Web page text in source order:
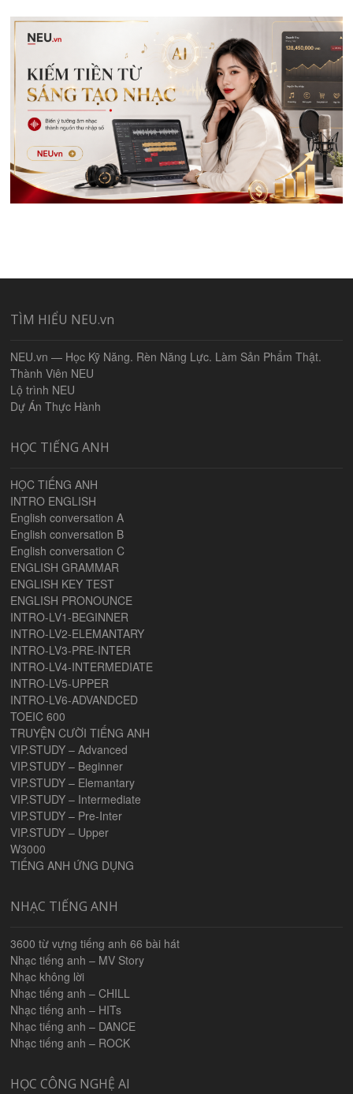
TÌM HIỂU NEU.vn
NEU.vn — Học Kỹ Năng. Rèn Năng Lực. Làm Sản Phẩm Thật.
Thành Viên NEU
Lộ trình NEU
Dự Án Thực Hành
HỌC TIẾNG ANH
HỌC TIẾNG ANH
INTRO ENGLISH
English conversation A
English conversation B
English conversation C
ENGLISH GRAMMAR
ENGLISH KEY TEST
ENGLISH PRONOUNCE
INTRO-LV1-BEGINNER
INTRO-LV2-ELEMANTARY
INTRO-LV3-PRE-INTER
INTRO-LV4-INTERMEDIATE
INTRO-LV5-UPPER
INTRO-LV6-ADVANDCED
TOEIC 600
TRUYỆN CƯỜI TIẾNG ANH
VIP.STUDY – Advanced
VIP.STUDY – Beginner
VIP.STUDY – Elemantary
VIP.STUDY – Intermediate
VIP.STUDY – Pre-Inter
VIP.STUDY – Upper
W3000
TIẾNG ANH ỨNG DỤNG
NHẠC TIẾNG ANH
3600 từ vựng tiếng anh 66 bài hát
Nhạc tiếng anh – MV Story
Nhạc không lời
Nhạc tiếng anh – CHILL
Nhạc tiếng anh – HITs
Nhạc tiếng anh – DANCE
Nhạc tiếng anh – ROCK
HỌC CÔNG NGHỆ AI